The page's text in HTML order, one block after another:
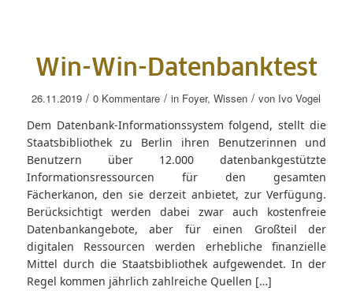
Win-Win-Datenbanktest
26.11.2019 / 0 Kommentare / in Foyer,Wissen / von Ivo Vogel
Dem Datenbank-Informationssystem folgend, stellt die
Staatsbibliothek zu Berlin ihren Benutzerinnen und
Benutzern über 12.000 datenbankgestützte
Informationsressourcen für den gesamten
Fächerkanon, den sie derzeit anbietet, zur Verfügung.
Berücksichtigt werden dabei zwar auch kostenfreie
Datenbankangebote, aber für einen Großteil der
digitalen Ressourcen werden erhebliche finanzielle
Mittel durch die Staatsbibliothek aufgewendet. In der
Regel kommen jährlich zahlreiche Quellen […]